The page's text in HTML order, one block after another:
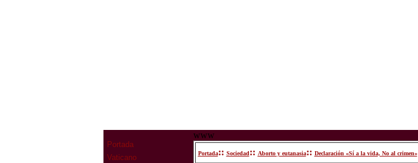
Portada
Vaticano
www
Portada:: Sociedad:: Aborto y eutanasia:: Declaración «Sí a la vida, No al crimen»